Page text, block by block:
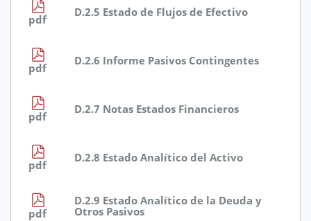
pdf
D.2.5 Estado de Flujos de Efectivo
pdf
D.2.6 Informe Pasivos Contingentes
pdf
D.2.7 Notas Estados Financieros
pdf
D.2.8 Estado Analítico del Activo
pdf
D.2.9 Estado Analítico de la Deuda y
Otros Pasivos